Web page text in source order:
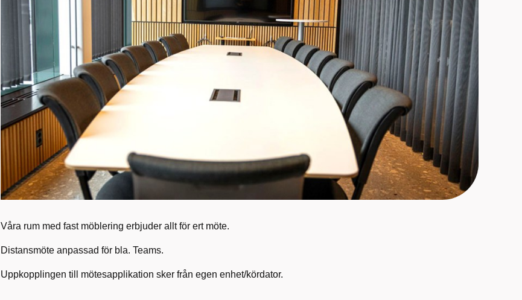
Våra rum med fast möblering erbjuder allt för ert möte.
Distansmöte anpassad för bla. Teams.
Uppkopplingen till mötesapplikation sker från egen enhet/kördator.